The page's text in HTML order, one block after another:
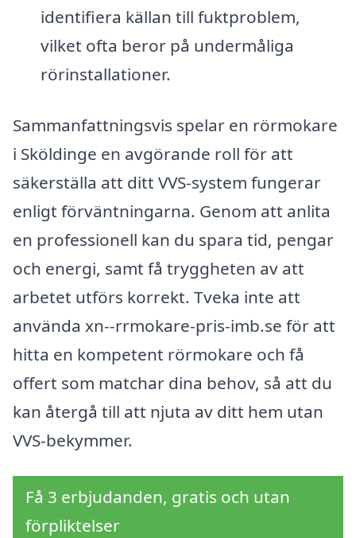
identifiera källan till fuktproblem,
vilket ofta beror på undermåliga
rörinstallationer.
Sammanfattningsvis spelar en rörmokare
i Sköldinge en avgörande roll för att
säkerställa att ditt VVS-system fungerar
enligt förväntningarna. Genom att anlita
en professionell kan du spara tid, pengar
och energi, samt få tryggheten av att
arbetet utförs korrekt. Tveka inte att
använda xn--rrmokare-pris-imb.se för att
hitta en kompetent rörmokare och få
offert som matchar dina behov, så att du
kan återgå till att njuta av ditt hem utan
VVS-bekymmer.
Få 3 erbjudanden, gratis och utan
förpliktelser